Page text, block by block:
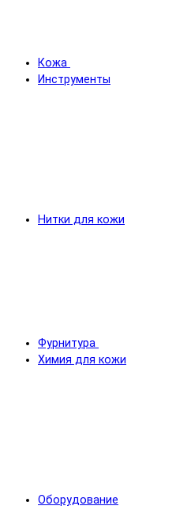
Кожа
Инструменты
Нитки для кожи
Фурнитура
Химия для кожи
Оборудование